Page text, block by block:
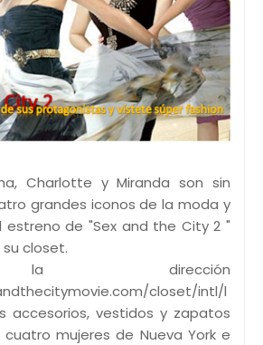
Charlotte y Miranda son sin
grandes iconos de la moda y
estreno de "Sex and the City 2 "
closet.
dirección
closet/intl/l
accesorios, vestidos y zapatos
mujeres de Nueva York e